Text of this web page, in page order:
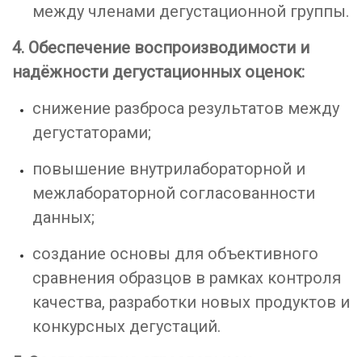
между членами дегустационной группы.
4. Обеспечение воспроизводимости и
надёжности дегустационных оценок:
снижение разброса результатов между
дегустаторами;
повышение внутрилабораторной и
межлабораторной согласованности
данных;
создание основы для объективного
сравнения образцов в рамках контроля
качества, разработки новых продуктов и
конкурсных дегустаций.